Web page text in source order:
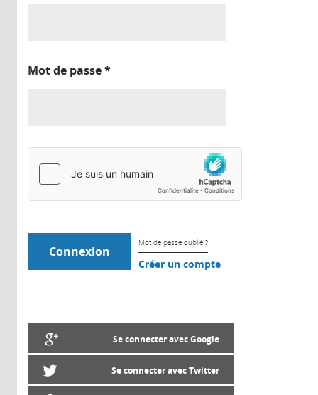
Mot de passe*
Mot de passe oublié ?
Créer un compte
Se connecter avec Google
Se connecter avec Twitter